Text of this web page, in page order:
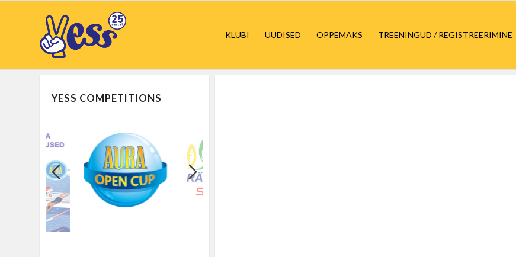
KLUBI UUDISED ÕPPEMAKS TREENINGUD / REGISTREERIMINE
YESS COMPETITIONS